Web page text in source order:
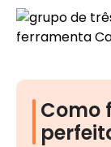
Como